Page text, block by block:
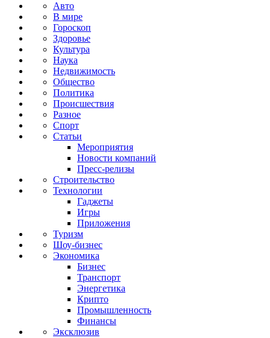
Авто
В мире
Гороскоп
Здоровье
Культура
Наука
Недвижимость
Общество
Политика
Происшествия
Разное
Спорт
Статьи
Мероприятия
Новости компаний
Пресс-релизы
Строительство
Технологии
Гаджеты
Игры
Приложения
Туризм
Шоу-бизнес
Экономика
Бизнес
Транспорт
Энергетика
Крипто
Промышленность
Финансы
Эксклюзив